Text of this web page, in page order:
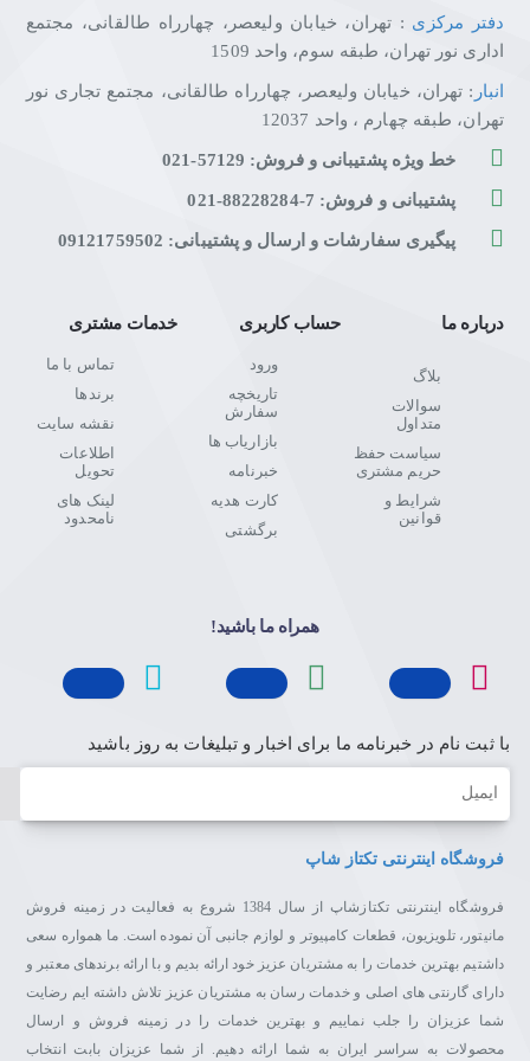
دفتر مرکزی : تهران، خیابان ولیعصر، چهارراه طالقانی، مجتمع
اداری نور تهران، طبقه سوم، واحد 1509
انبار : تهران، خیابان ولیعصر، چهارراه طالقانی، مجتمع تجاری نور
تهران، طبقه چهارم ، واحد 12037
خط ویژه پشتیبانی و فروش: 57129-021
پشتیبانی و فروش: 7-88228284-021
پیگیری سفارشات و ارسال و پشتیبانی: 09121759502
درباره ما
بلاگ
سوالات
متداول
سیاست حفظ
حریم مشتری
شرایط و
قوانین
حساب کاربری
ورود
تاریخچه
سفارش
بازاریاب ها
خبرنامه
کارت هدیه
برگشتی
خدمات مشتری
تماس با ما
برندها
نقشه سایت
اطلاعات
تحویل
لینک های
نامحدود
همراه ما باشید!
با ثبت نام در خبرنامه ما برای اخبار و تبلیغات به روز باشید
ایمیل
فروشگاه اینترنتی تکتاز شاپ
فروشگاه اینترنتی تکتازشاپ از سال 1384 شروع به فعالیت در زمینه فروش
مانیتور، تلویزیون، قطعات کامپیوتر و لوازم جانبی آن نموده است. ما همواره سعی
داشتیم بهترین خدمات را به مشتریان عزیز خود ارائه بدیم و با ارائه برندهای معتبر و
دارای گارنتی های اصلی و خدمات رسان به مشتریان عزیز تلاش داشته ایم رضایت
شما عزیزان را جلب نماییم و بهترین خدمات را در زمینه فروش و ارسال
محصولات به سراسر ایران به شما ارائه دهیم. از شما عزیزان بابت انتخاب